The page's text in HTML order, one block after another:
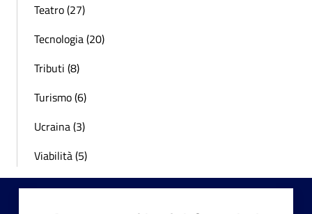
Teatro (27)
Tecnologia (20)
Tributi (8)
Turismo (6)
Ucraina (3)
Viabilità (5)